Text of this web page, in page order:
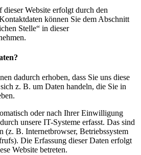
Website erfolgt durch den
können Sie dem Abschnitt
Stelle“ in dieser
dadurch erhoben, dass Sie uns diese
z. B. um Daten handeln, die Sie in
oder nach Ihrer Einwilligung
unsere IT-Systeme erfasst. Das sind
(z. B. Internetbrowser, Betriebssystem
Die Erfassung dieser Daten erfolgt
Website betreten.